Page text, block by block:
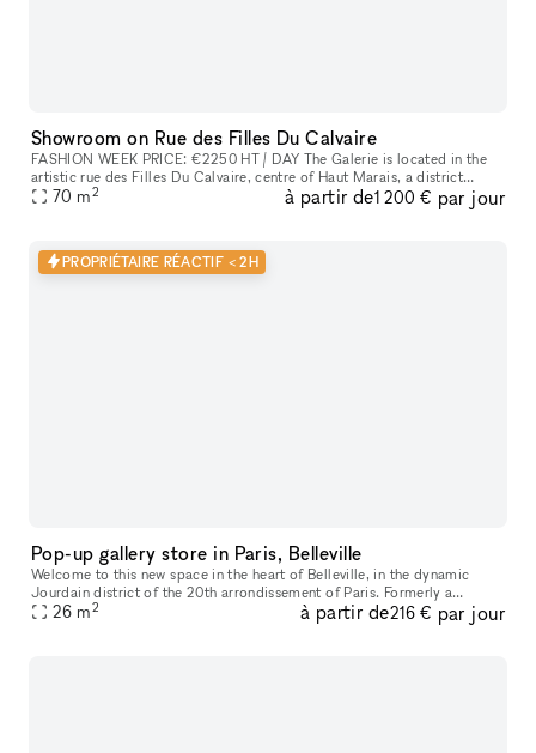
Showroom on Rue des Filles Du Calvaire
FASHION WEEK PRICE: €2250 HT / DAY The Galerie is located in the
artistic rue des Filles Du Calvaire​,​ centre of Haut Marais​,​ a district
known for its art galleries and high end boutiques on Beaum
70 m2 à partir de1 200 € par jour
PROPRIÉTAIRE RÉACTIF < 2H
Pop-up gallery store in Paris, Belleville
Welcome to this new space in the heart of Belleville, in the dynamic
Jourdain district of the 20th arrondissement of Paris. Formerly a
contemporary art gallery, this space has recently been renovated
26 m2 à partir de216 € par jour